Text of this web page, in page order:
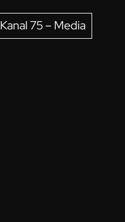
Kanal 75 – Media